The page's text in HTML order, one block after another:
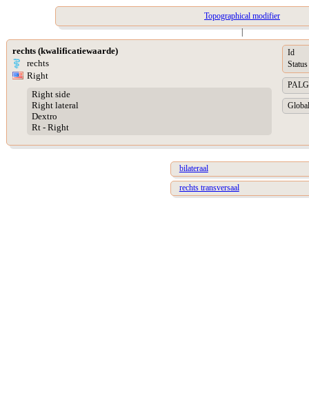
Topographical modifier
|
rechts (kwalificatiewaarde)
rechts
Right
Right side
Right lateral
Dextro
Rt - Right
Id
Status
bilateraal
rechts transversaal